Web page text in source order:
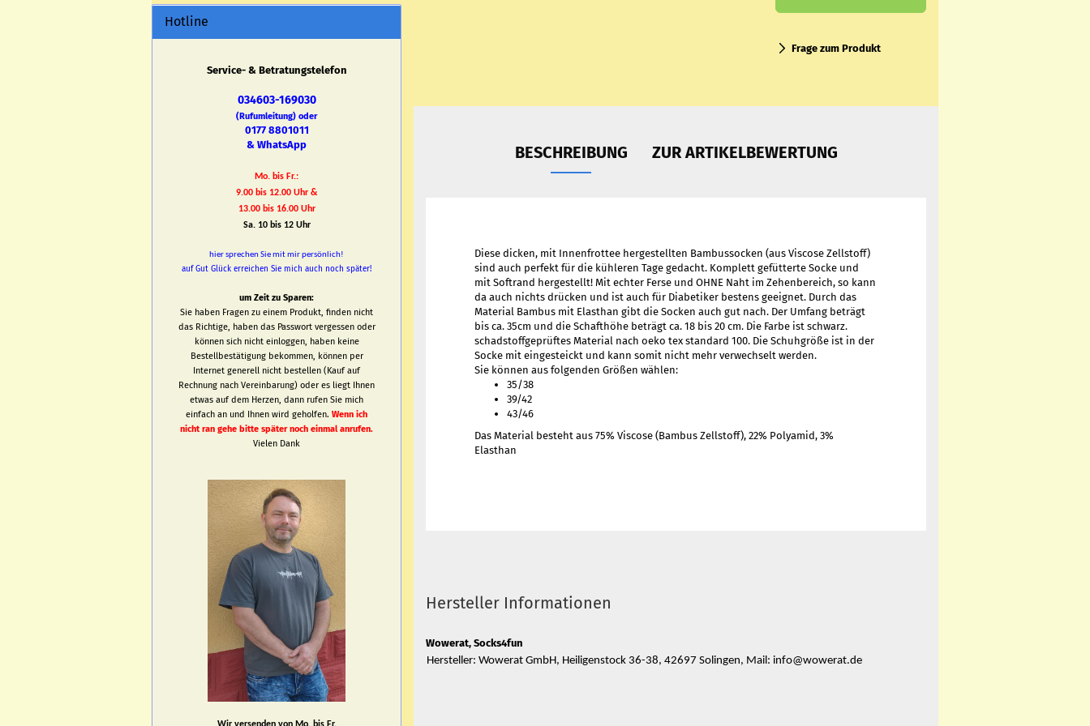
Frage zum Produkt
BESCHREIBUNG ZUR ARTIKELBEWERTUNG
Diese dicken, mit Innenfrottee hergestellten Bambussocken (aus Viscose Zellstoff)
sind auch perfekt für die kühleren Tage gedacht. Komplett gefütterte Socke und
mit Softrand hergestellt! Mit echter Ferse und OHNE Naht im Zehenbereich, so kann
da auch nichts drücken und ist auch für Diabetiker bestens geeignet. Durch das
Material Bambus mit Elasthan gibt die Socken auch gut nach. Der Umfang beträgt
bis ca. 35cm und die Schafthöhe beträgt ca. 18 bis 20 cm. Die Farbe ist schwarz.
schadstoffgeprüftes Material nach oeko tex standard 100. Die Schuhgröße ist in der
Socke mit eingesteickt und kann somit nicht mehr verwechselt werden.
Sie können aus folgenden Größen wählen:
35/38
39/42
43/46
Das Material besteht aus 75% Viscose (Bambus Zellstoff), 22% Polyamid, 3%
Elasthan
Hersteller Informationen
Wowerat, Socks4fun
Hersteller: Wowerat GmbH, Heiligenstock 36-38, 42697 Solingen, Mail: info@wowerat.de
Hotline
Service- & Betratungstelefon
034603-169030
(Rufumleitung) oder
0177 8801011
& WhatsApp
Mo. bis Fr.:
9.00 bis 12.00 Uhr &
13.00 bis 16.00 Uhr
Sa. 10 bis 12 Uhr
hier sprechen Sie mit mir persönlich!
auf Gut Glück erreichen Sie mich auch noch später!
um Zeit zu Sparen:
Sie haben Fragen zu einem Produkt, finden nicht
das Richtige, haben das Passwort vergessen oder
können sich nicht einloggen, haben keine
Bestellbestätigung bekommen, können per
Internet generell nicht bestellen (Kauf auf
Rechnung nach Vereinbarung) oder es liegt Ihnen
etwas auf dem Herzen, dann rufen Sie mich
einfach an und Ihnen wird geholfen.Wenn ich
nicht ran gehe bitte später noch einmal anrufen.
Vielen Dank